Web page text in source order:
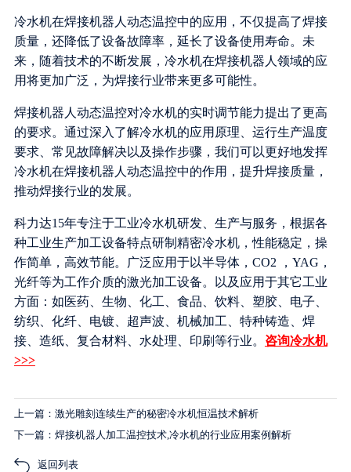
冷水机在焊接机器人动态温控中的应用，不仅提高了焊接
质量，还降低了设备故障率，延长了设备使用寿命。未
来，随着技术的不断发展，冷水机在焊接机器人领域的应
用将更加广泛，为焊接行业带来更多可能性。
焊接机器人动态温控对冷水机的实时调节能力提出了更高
的要求。通过深入了解冷水机的应用原理、运行生产温度
要求、常见故障解决以及操作步骤，我们可以更好地发挥
冷水机在焊接机器人动态温控中的作用，提升焊接质量，
推动焊接行业的发展。
科力达15年专注于工业冷水机研发、生产与服务，根据各
种工业生产加工设备特点研制精密冷水机，性能稳定，操
作简单，高效节能。广泛应用于以半导体，CO2 ，YAG，
光纤等为工作介质的激光加工设备。以及应用于其它工业
方面：如医药、生物、化工、食品、饮料、塑胶、电子、
纺织、化纤、电镀、超声波、机械加工、特种铸造、焊
接、造纸、复合材料、水处理、印刷等行业。 咨询冷水机
>>>
上一篇：激光雕刻连续生产的秘密冷水机恒温技术解析
下一篇：焊接机器人加工温控技术,冷水机的行业应用案例解析
返回列表